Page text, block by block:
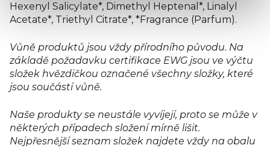
Hexenyl Salicylate*, Dimethyl Heptenal*, Linalyl
Acetate*, Triethyl Citrate*, *Fragrance (Parfum).
Vůně produktů jsou vždy přírodního původu. Na
základě požadavku certifikace EWG jsou ve výčtu
složek hvězdičkou označené všechny složky, které
jsou součástí vůně.
Naše produkty se neustále vyvíjejí, proto se může v
některých případech složení mírně lišit.
Nejpřesnější seznam složek najdete vždy na obalu